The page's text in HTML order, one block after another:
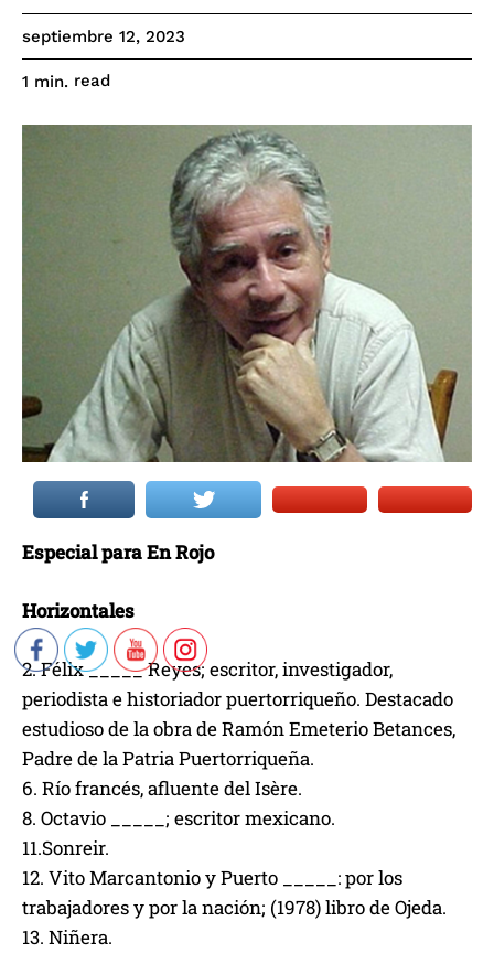
septiembre 12, 2023
1 min. read
Especial para En Rojo
Horizontales
2. Félix _____ Reyes; escritor, investigador,
periodista e historiador puertorriqueño. Destacado
estudioso de la obra de Ramón Emeterio Betances,
Padre de la Patria Puertorriqueña.
6. Río francés, afluente del Isère.
8. Octavio _____; escritor mexicano.
11.Sonreir.
12. Vito Marcantonio y Puerto _____: por los
trabajadores y por la nación; (1978) libro de Ojeda.
13. Niñera.